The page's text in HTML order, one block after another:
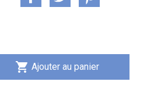
shopping_cart Ajouter au panier